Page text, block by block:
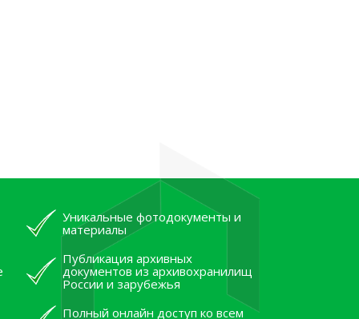
Уникальные фотодокументы и
материалы
Публикация архивных
документов из архивохранилищ
России и зарубежья
Полный онлайн доступ ко всем